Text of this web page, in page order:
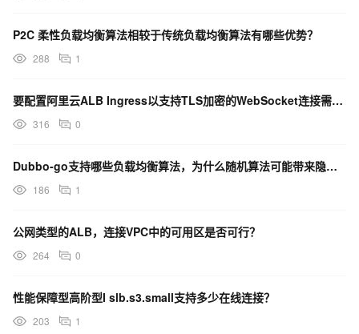
P2C 柔性负载均衡算法相较于传统负载均衡算法有哪些优势？
288 1
要配置阿里云ALB Ingress以支持TLS加密的WebSocket连接需要遵循哪个步骤进行配置？
316 0
Dubbo-go支持哪些负载均衡算法，为什么随机算法可能带来隐患？
186 1
公网类型的ALB，连接VPC中的可用区是否可行？
264 0
性能保障型高阶型I slb.s3.small支持多少在线连接？
203 1